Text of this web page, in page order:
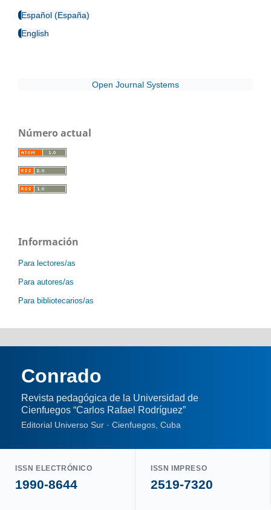
Español (España)
English
Open Journal Systems
Número actual
Información
Para lectores/as
Para autores/as
Para bibliotecarios/as
Conrado
Revista pedagógica de la Universidad de
Cienfuegos “Carlos Rafael Rodríguez”
Editorial Universo Sur · Cienfuegos, Cuba
ISSN ELECTRÓNICO
1990-8644
ISSN IMPRESO
2519-7320